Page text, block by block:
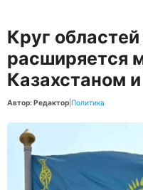
Круг
расширяется
Казахстаном
Автор: Редактор Политика